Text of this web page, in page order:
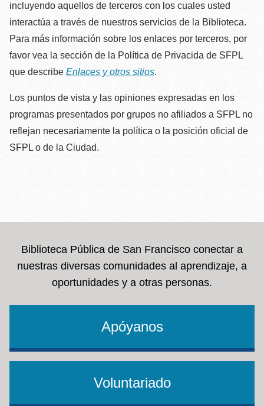
incluyendo aquellos de terceros con los cuales usted
interactúa a través de nuestros servicios de la Biblioteca.
Para más información sobre los enlaces por terceros, por
favor vea la sección de la Política de Privacida de SFPL
que describe Enlaces y otros sitios.
Los puntos de vista y las opiniones expresadas en los
programas presentados por grupos no afiliados a SFPL no
reflejan necesariamente la política o la posición oficial de
SFPL o de la Ciudad.
Biblioteca Pública de San Francisco conectar a
nuestras diversas comunidades al aprendizaje, a
oportunidades y a otras personas.
Apóyanos
Voluntariado